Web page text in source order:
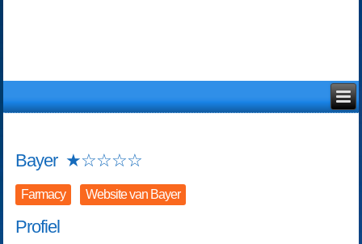
Bayer ★☆☆☆☆
Farmacy Website van Bayer
Profiel